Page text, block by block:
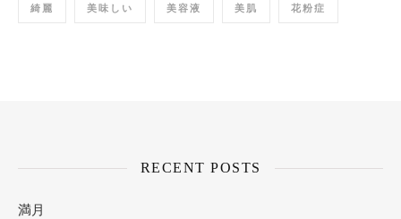
綺麗 美味しい 美容液 美肌 花粉症
RECENT POSTS
満月